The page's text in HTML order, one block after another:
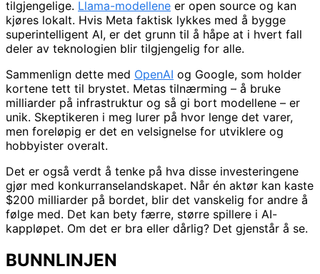
tilgjengelige. Llama-modellene er open source og kan
kjøres lokalt. Hvis Meta faktisk lykkes med å bygge
superintelligent AI, er det grunn til å håpe at i hvert fall
deler av teknologien blir tilgjengelig for alle.
Sammenlign dette med OpenAI og Google, som holder
kortene tett til brystet. Metas tilnærming – å bruke
milliarder på infrastruktur og så gi bort modellene – er
unik. Skeptikeren i meg lurer på hvor lenge det varer,
men foreløpig er det en velsignelse for utviklere og
hobbyister overalt.
Det er også verdt å tenke på hva disse investeringene
gjør med konkurranselandskapet. Når én aktør kan kaste
$200 milliarder på bordet, blir det vanskelig for andre å
følge med. Det kan bety færre, større spillere i AI-
kappløpet. Om det er bra eller dårlig? Det gjenstår å se.
BUNNLINJEN